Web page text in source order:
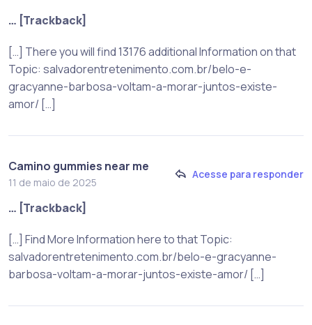
… [Trackback]
[…] There you will find 13176 additional Information on that
Topic: salvadorentretenimento.com.br/belo-e-
gracyanne-barbosa-voltam-a-morar-juntos-existe-
amor/ […]
Camino gummies near me
11 de maio de 2025
Acesse para responder
… [Trackback]
[…] Find More Information here to that Topic:
salvadorentretenimento.com.br/belo-e-gracyanne-
barbosa-voltam-a-morar-juntos-existe-amor/ […]